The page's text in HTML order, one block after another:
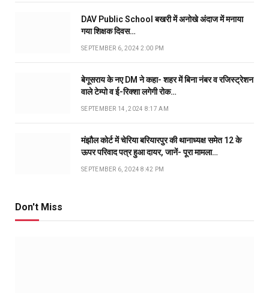
DAV Public School बखरी में अनोखे अंदाज में मनाया
गया शिक्षक दिवस…
SEPTEMBER 6, 2024 2:00 PM
बेगूसराय के नए DM ने कहा- शहर में बिना नंबर व रजिस्ट्रेशन
वाले टेम्पो व ई-रिक्शा लगेगी रोक…
SEPTEMBER 14, 2024 8:17 AM
मंझौल कोर्ट में चेरिया बरियारपुर की थानाध्यक्ष समेत 12 के
ऊपर परिवाद पत्र हुआ दायर, जानें- पूरा मामला…
SEPTEMBER 6, 2024 8:42 PM
Don't Miss